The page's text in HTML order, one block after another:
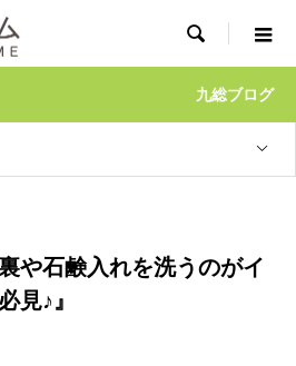

九総ブログ
や石鹸入れを洗うのがイ
見♪』